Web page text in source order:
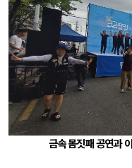
금속 몸짓패 공연과